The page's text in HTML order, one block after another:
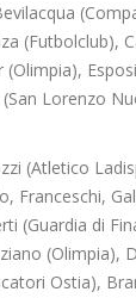
(Futbolclub),
Lorenzo
(Atletico
Franceschi,
(Guardia di
(Olimpia),
Ostia),